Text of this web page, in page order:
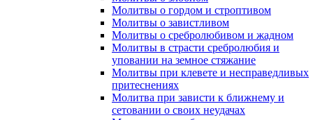
Молитвы о гордом и строптивом
Молитвы о завистливом
Молитвы о сребролюбивом и жадном
Молитвы в страсти сребролюбия и
уповании на земное стяжание
Молитвы при клевете и несправедливых
притеснениях
Молитва при зависти к ближнему и
сетовании о своих неудачах